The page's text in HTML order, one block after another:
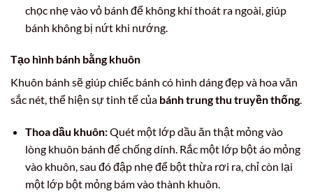
chọc nhẹ vào vỏ bánh để không khí thoát ra ngoài, giúp
bánh không bị nứt khi nướng.
Tạo hình bánh bằng khuôn
Khuôn bánh sẽ giúp chiếc bánh có hình dáng đẹp và hoa văn
sắc nét, thể hiện sự tinh tế của bánh trung thu truyền thống.
Thoa dầu khuôn:Quét một lớp dầu ăn thật mỏng vào
lòng khuôn bánh để chống dính. Rắc một lớp bột áo mỏng
vào khuôn, sau đó đập nhẹ để bột thừa rơi ra, chỉ còn lại
một lớp bột mỏng bám vào thành khuôn.